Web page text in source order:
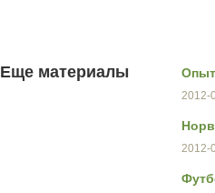
Еще материалы
2012-
2012-